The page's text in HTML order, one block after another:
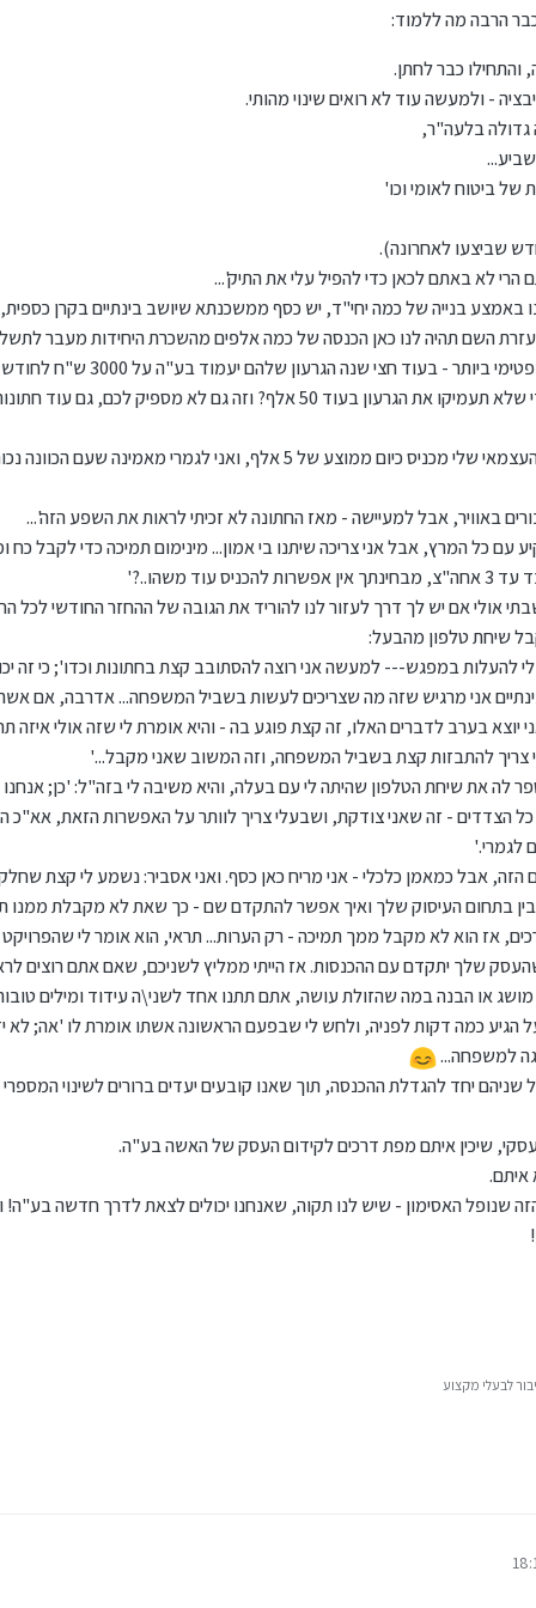
חדשים
ליחס לו תהילה
את השינוי בפועל.
פחות להתמקד
שלהם,
הרבה מה ללמוד:
- ולמעשה עוד לא רואים שינוי מהותי.
גדולה בלעה"ר,
ביטוח לאומי וכו'
הרי לא באתם לכאן כדי להפיל עלי את התיק'...
באמצע בנייה של כמה יחי"ד, יש כסף ממשכנתא שיושב בינתיים בקרן
השם תהיה לנו כאן הכנסה של כמה אלפים מהשכרת היחידות מעבר
עשיתי איתם תחשיב קצר, ויצא לנו שבמקרה
'מה תעשו בחצי שנה הקרובה כדי שלא תעמיקו את הגרעון בעוד 50 אלף? וזה גם לא
באוויר, אבל למעיישה - מאז החתונה לא זכיתי לראות את השפע הזה'...
עם כל המרץ, אבל אני צריכה שיתנו בי אמון... מינימום תמיכה כדי לקבל כח
עוד משהו..?'
אולי אם יש לך דרך לעזור לנו להוריד את הגובה של ההחזר החודשי לכל
שיחת טלפון מהבעל:
אני מרגיש שזה מה שצריכים לעשות בשביל המשפחה... אדרבה, אם
בערב לדברים האלו, זה קצת פוגע בה - והיא אומרת לי שזה אולי איזה
צריך להתבזות קצת בשביל המשפחה, וזה המשוב שאני מקבל...'
לה את שיחת הטלפון שהיתה לי עם בעלה, והיא משיבה לי בזה"ל: 'כן;
- זה שאני צודקת, ושבעלי צריך לוותר על האפשרות הזאת, אא"כ
לגמרי.'
אבל כמאמן כלכלי - אני מריח כאן כסף. ואני אסביר: נשמע לי קצת
בתחום העיסוק שלך ואיך אפשר להתקדם שם - כך שאת לא מקבלת ממנו
אז הוא לא מקבל ממך תמיכה - רק הערות... תראי, הוא אומר לי שהפרויקט
שלך יתקדם עם ההכנסות. אז הייתי ממליץ לשניכם, שאם אתם רוצים
או הבנה במה שהזולת עושה, אתם תתנו אחד לשני\ה עידוד ומילים
הגיע כמה דקות לפניה, ולחש לי שבפעם הראשונה אשתו אומרת לו'אה; לא
למשפחה...
של שניהם יחד להגדלת ההכנסה, תוך שאנו קובעים יעדים ברורים לשינוי
שיכין איתם מפת דרכים לקידום העסק של האשה בע"ה.
איתם.
שנופל האסימון - שיש לנו תקוה, שאנחנו יכולים לצאת לדרך חדשה בע"ה!
לבעלי מקצוע